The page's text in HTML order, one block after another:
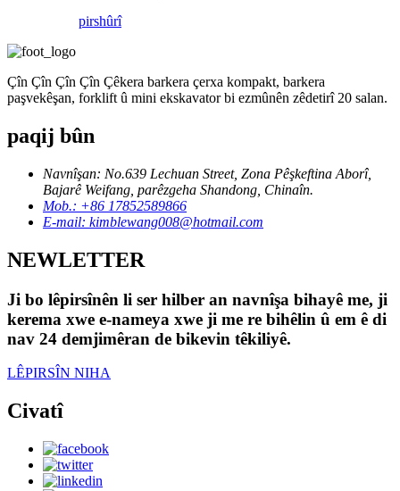
pirshûrî
Çîn Çîn Çîn Çîn Çêkera barkera çerxa kompakt, barkera
paşvekêşan, forklift û mini ekskavator bi ezmûnên zêdetirî 20 salan.
paqij bûn
Navnîşan: No.639 Lechuan Street, Zona Pêşkeftina Aborî,
Bajarê Weifang, parêzgeha Shandong, Chinaîn.
Mob.: +86 17852589866
E-mail: kimblewang008@hotmail.com
NEWLETTER
Ji bo lêpirsînên li ser hilber an navnîşa bihayê me, ji
kerema xwe e-nameya xwe ji me re bihêlin û em ê di
nav 24 demjimêran de bikevin têkiliyê.
LÊPIRSÎN NIHA
Civatî